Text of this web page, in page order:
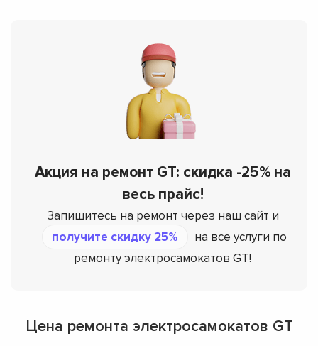
Акция на ремонт GT: скидка -25% на
весь прайс!
Запишитесь на ремонт через наш сайт и
получите скидку 25%
на все услуги по
ремонту электросамокатов GT!
Цена ремонта электросамокатов GT